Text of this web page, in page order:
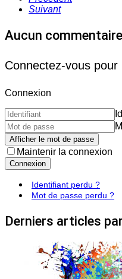
Suivant
Aucun commentaire
Connectez-vous
Connexion
Afficher le mot de passe
Maintenir la connexion
Connexion
Identifiant perdu ?
Mot de passe perdu ?
Derniers articles